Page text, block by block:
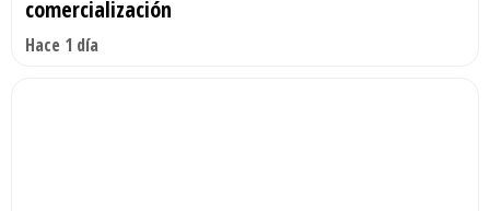
comercialización
Hace 1 día